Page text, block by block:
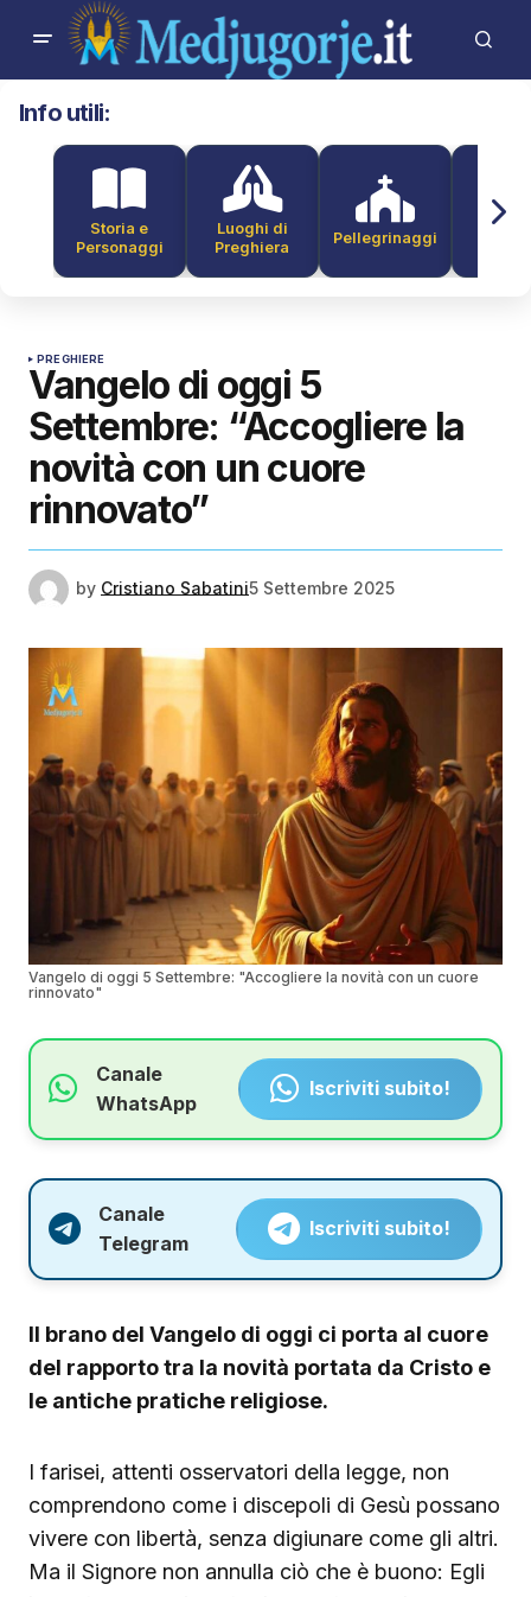
Info utili:
Storia e
Personaggi
Luoghi di
Preghiera
Pellegrinaggi
PREGHIERE
Vangelo di oggi 5
Settembre: “Accogliere la
novità con un cuore
rinnovato”
by Cristiano Sabatini5 Settembre 2025
Vangelo di oggi 5 Settembre: "Accogliere la novità con un cuore
rinnovato"
Canale
WhatsApp
Iscriviti subito!
Canale
Telegram
Iscriviti subito!
Il brano del Vangelo di oggi ci porta al cuore
del rapporto tra la novità portata da Cristo e
le antiche pratiche religiose.
I farisei, attenti osservatori della legge, non
comprendono come i discepoli di Gesù possano
vivere con libertà, senza digiunare come gli altri.
Ma il Signore non annulla ciò che è buono: Egli